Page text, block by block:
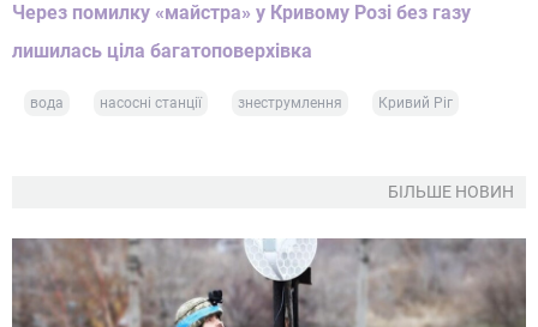
Через помилку «майстра» у Кривому Розі без газу
лишилась ціла багатоповерхівка
вода насосні станції знеструмлення Кривий Ріг
БІЛЬШЕ НОВИН